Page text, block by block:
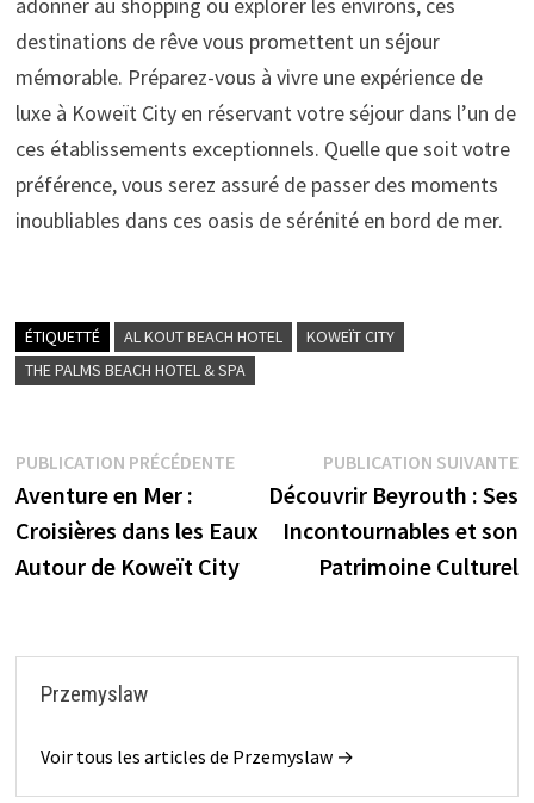
adonner au shopping ou explorer les environs, ces
destinations de rêve vous promettent un séjour
mémorable. Préparez-vous à vivre une expérience de
luxe à Koweït City en réservant votre séjour dans l’un de
ces établissements exceptionnels. Quelle que soit votre
préférence, vous serez assuré de passer des moments
inoubliables dans ces oasis de sérénité en bord de mer.
ÉTIQUETTÉ AL KOUT BEACH HOTEL
KOWEÏT CITY
THE PALMS BEACH HOTEL & SPA
Navigation
de
l’article
PUBLICATION PRÉCÉDENTEPublication
précédente :
Aventure en Mer :
Croisières dans les Eaux
Autour de Koweït City
PUBLICATION SUIVANTE
Découvrir Beyrouth : Ses
Incontournables et son
Patrimoine Culturel
Przemyslaw
Voir tous les articles de Przemyslaw →